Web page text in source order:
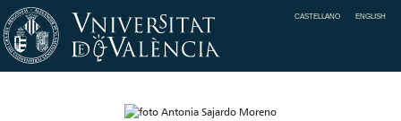
CASTELLANO ENGLISH